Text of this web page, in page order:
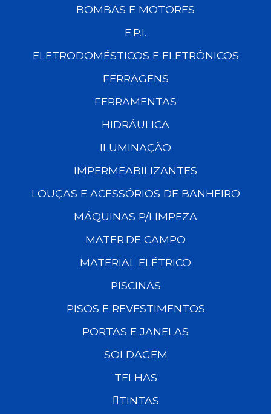
BOMBAS E MOTORES
E.P.I.
ELETRODOMÉSTICOS E ELETRÔNICOS
FERRAGENS
FERRAMENTAS
HIDRÁULICA
ILUMINAÇÃO
IMPERMEABILIZANTES
LOUÇAS E ACESSÓRIOS DE BANHEIRO
MÁQUINAS P/LIMPEZA
MATER.DE CAMPO
MATERIAL ELÉTRICO
PISCINAS
PISOS E REVESTIMENTOS
PORTAS E JANELAS
SOLDAGEM
TELHAS
TINTAS